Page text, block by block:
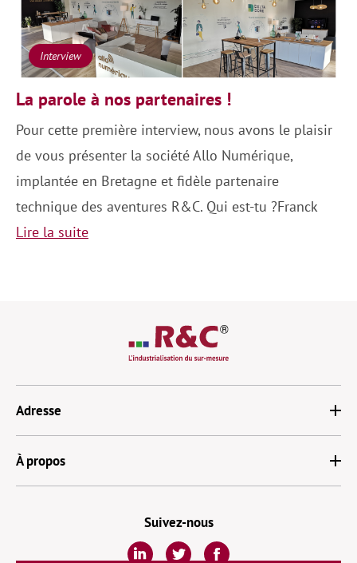
Interview
La parole à nos partenaires !
Pour cette première interview, nous avons le plaisir
de vous présenter la société Allo Numérique,
implantée en Bretagne et fidèle partenaire
technique des aventures R&C. Qui est-tu ?Franck
Lire la suite
Adresse
À propos
Suivez-nous